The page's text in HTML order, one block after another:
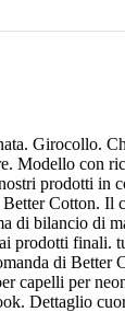
Girocollo.
Modello con
prodotti in
Cotton. Il
di bilancio di
prodotti finali.
di Better
capelli per
Dettaglio